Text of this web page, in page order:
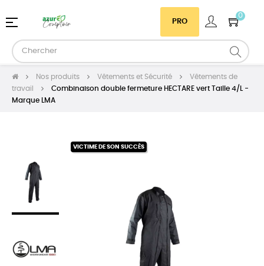
PRO
0
Basculer
navigation
☰
Nos produits Vêtements et Sécurité
Vêtements de
travail
Combinaison double fermeture HECTARE vert Taille 4/L -
Marque LMA
VICTIME DE SON SUCCÈS